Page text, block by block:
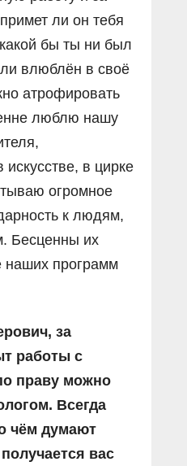
ли он тебя
бы ты ни был
влюблён в своё
атрофировать
люблю нашу
в цирке
огромное
к людям,
Бесценны их
наших программ
за
работы с
праву можно
Всегда
чём думают
вас